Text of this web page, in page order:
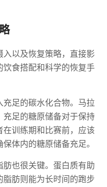
以及恢复策略，直接影
食搭配和科学的恢复手
足的碳水化合物。马拉
足的糖原储备对于保持
训练期和比赛前，应该
体内的糖原储备充足。
也很关键。蛋白质有助
肪则能为长时间的跑步